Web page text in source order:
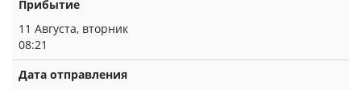
Прибытие
11 Августа, вторник
08:21
Дата отправления